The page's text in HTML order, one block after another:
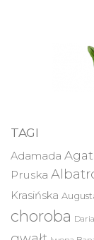
TAGI
Adamada
Pruska
Krasińska
choroba